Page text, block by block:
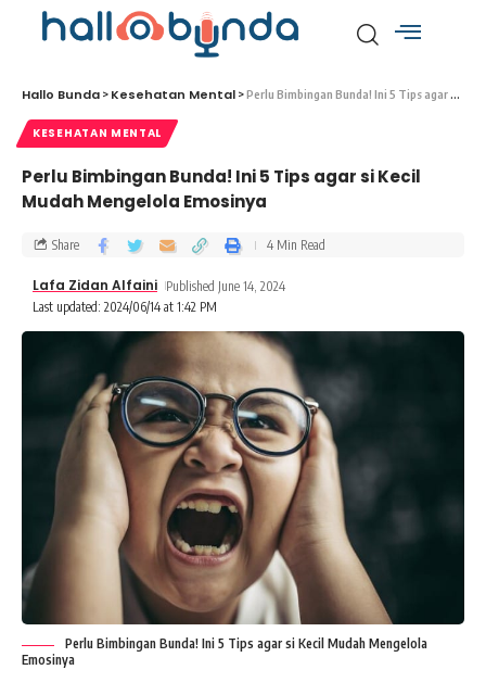
Hallo Bunda > Kesehatan Mental >Perlu Bimbingan Bunda! Ini 5 Tips agar si Kecil Mudah Mengelola Emosinya
KESEHATAN MENTAL
Perlu Bimbingan Bunda! Ini 5 Tips agar si Kecil
Mudah Mengelola Emosinya
Last updated: 2024/06/14 at 1:42 PM
Lafa Zidan Alfaini Published June 14, 2024
Share 4 Min Read
Perlu Bimbingan Bunda! Ini 5 Tips agar si Kecil Mudah Mengelola
Emosinya